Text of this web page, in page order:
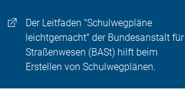
Der Leitfaden "Schulwegpläne
leichtgemacht" der Bundesanstalt für
Straßenwesen (BASt) hilft beim
Erstellen von Schulwegplänen.